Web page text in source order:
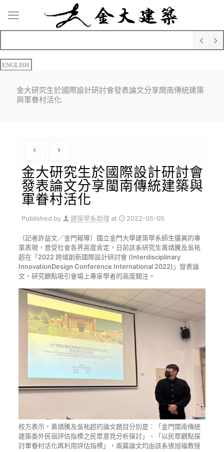
ENGLISH
金大研究生於國際設計研討會發表論文分享閩南傳統建築
與軍眷村活化
金大研究生於國際設計研討會
發表論文分享閩南傳統建築與
軍眷村活化
Published by 建築學系助理 at 2022-05-05
（記者許益文／金門報導）國立金門大學建築學系師生優異的專
業表現，普受社會各界高度肯定，日前該系研究生黃靖騰及吳祐
超在「2022 跨域創新國際設計研討會 (Interdisciplinary
InnovationDesign Conference International 2022)」發表論
文，研究觀點吸引會場上專家學者的高度關注。
校方表示，黃靖騰及吳祐超的論文題目分別是︰「金門閩南傳統
建築委外民宿評估指標之民眾意見分析探討」、「以民眾觀點探
討軍眷村活化再利用評估指標」，兩篇論文均由該系張旭福教授